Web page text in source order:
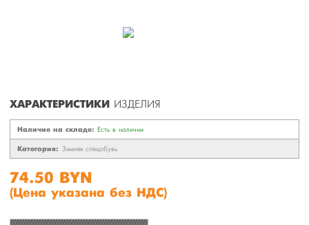
ХАРАКТЕРИСТИКИ ИЗДЕЛИЯ
Наличие на складе: Есть в наличии
Категория: Зимняя спецобувь
74.50 BYN
(Цена указана без НДС)